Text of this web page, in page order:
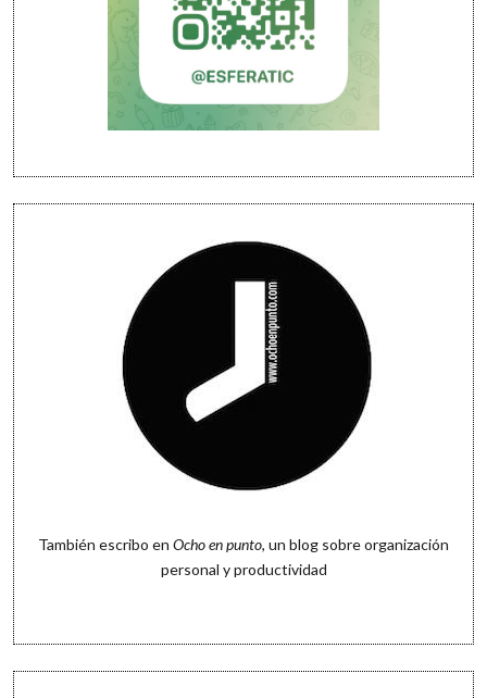
También escribo en Ocho en punto, un blog sobre organización
personal y productividad